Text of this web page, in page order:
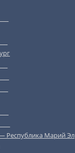
Республика Марий Эл